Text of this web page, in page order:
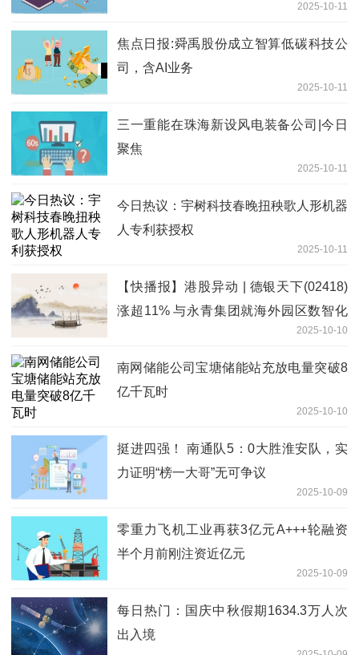
2025-10-11
焦点日报:舜禹股份成立智算低碳科技公
司，含AI业务
2025-10-11
三一重能在珠海新设风电装备公司|今日
聚焦
2025-10-11
今日热议：宇树科技春晚扭秧歌人形机器
人专利获授权
2025-10-11
【快播报】港股异动 | 德银天下(02418)
涨超11% 与永青集团就海外园区数智化
2025-10-10
南网储能公司宝塘储能站充放电量突破8
亿千瓦时
2025-10-10
挺进四强！ 南通队5：0大胜淮安队，实
力证明“榜一大哥”无可争议
2025-10-09
零重力飞机工业再获3亿元A+++轮融资
半个月前刚注资近亿元
2025-10-09
每日热门：国庆中秋假期1634.3万人次
出入境